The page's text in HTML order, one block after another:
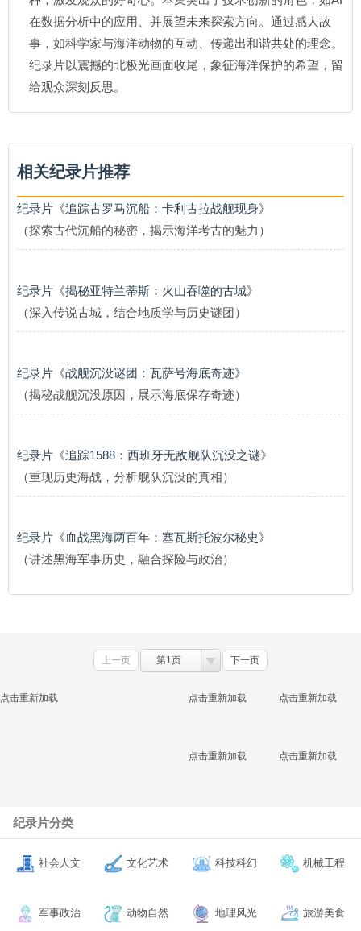
在数据分析中的应用、并展望未来探索方向。通过感人故
事，如科学家与海洋动物的互动、传递出和谐共处的理念。
纪录片以震撼的北极光画面收尾，象征海洋保护的希望，留
给观众深刻反思。
相关纪录片推荐
纪录片《追踪古罗马沉船：卡利古拉战舰现身》
（探索古代沉船的秘密，揭示海洋考古的魅力）
纪录片《揭秘亚特兰蒂斯：火山吞噬的古城》
（深入传说古城，结合地质学与历史谜团）
纪录片《战舰沉没谜团：瓦萨号海底奇迹》
（揭秘战舰沉没原因，展示海底保存奇迹）
纪录片《追踪1588：西班牙无敌舰队沉没之谜》
（重现历史海战，分析舰队沉没的真相）
纪录片《血战黑海两百年：塞瓦斯托波尔秘史》
（讲述黑海军事历史，融合探险与政治）
上一页 第1页 下一页
点击重新加载 点击重新加载 点击重新加载
点击重新加载 点击重新加载
纪录片分类
社会人文 文化艺术 科技科幻 机械工程
军事政治 动物自然 地理风光 旅游美食